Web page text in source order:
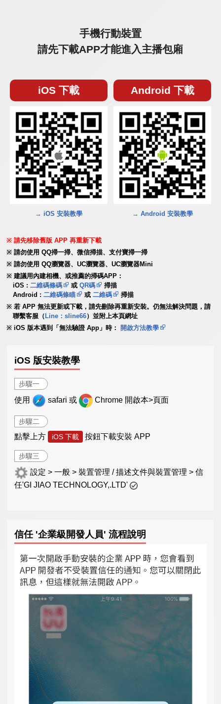
手機行動裝置
請先下載APP才能進入主播包廂
iOS 下載
→ iOS 安裝教學
Android 下載
→ Android 安裝教學
請先移除舊版 APP 再重新下載
請勿使用 QQ掃一掃、微信掃描、支付寶掃一掃
請勿使用 QQ瀏覽器、UC瀏覽器、UC瀏覽器Mini
建議用內建相機、或推薦的掃碼APP：
iOS :二維碼條碼 或QR碼
掃描
Android :二維碼條瞄 或二維碼
掃描
若 APP 無法更新或下載，請先刪除再重新安裝。仍無法解決問題，請
聯繫客服（ Line：sline66）並附上本頁網址
iOS 版本遇到「無法驗證 App」時：
開啟方法教學
iOS 版安裝教學
步驟一
使用 safari 或 Chrome 開啟本>頁面
步驟二
點擊上方 iOS 下載 按鈕下載安裝 APP
步驟三
設定 > 一般 > 裝置管理 / 描述文件與裝置管理 > 信
任'GI JIAO TECHNOLOGY,.LTD'
信任 '企業級開發人員' 流程說明